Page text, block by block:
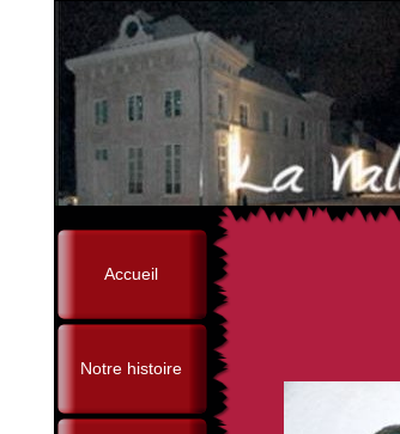
Accueil
Notre histoire
(sr